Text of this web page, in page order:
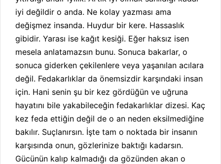
iyi değildir o anda. Ne kolay yazması ama
değişmez insanda. Huydur bir kere. Hassaslık
gibidir. Yarası ise kağıt kesiği. Eğer haksız isen
mesela anlatamazsın bunu. Sonuca bakarlar, o
sonuca giderken çekilenlere veya yaşanılan acılara
değil. Fedakarlıklar da önemsizdir karşındaki insan
için. Hani senin şu bir kez gördüğün ve uğruna
hayatını bile yakabileceğin fedakarlıklar dizesi. Kaç
kez feda ettiğin değil de o an neden eksilmediğine
bakılır. Suçlanırsın. İşte tam o noktada bir insanın
karşısında onun, gözlerinize baktığı kadarsın.
Gücünün kalıp kalmadığı da gözünden akan o